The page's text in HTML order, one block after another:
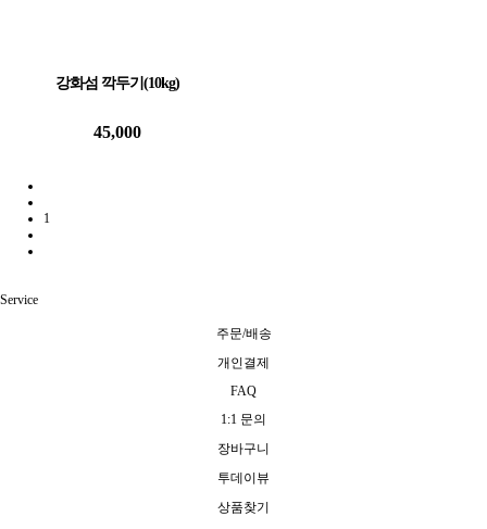
강화섬 깍두기(10kg)
45,000
1
Service
주문/배송
개인결제
FAQ
1:1 문의
장바구니
투데이뷰
상품찾기